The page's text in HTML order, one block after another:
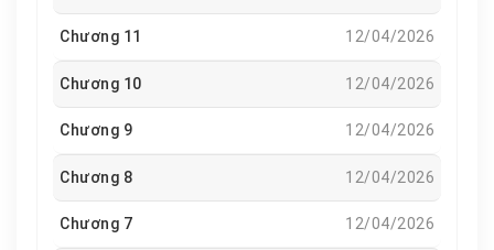
Chương 11 12/04/2026
Chương 10 12/04/2026
Chương 9 12/04/2026
Chương 8 12/04/2026
Chương 7 12/04/2026